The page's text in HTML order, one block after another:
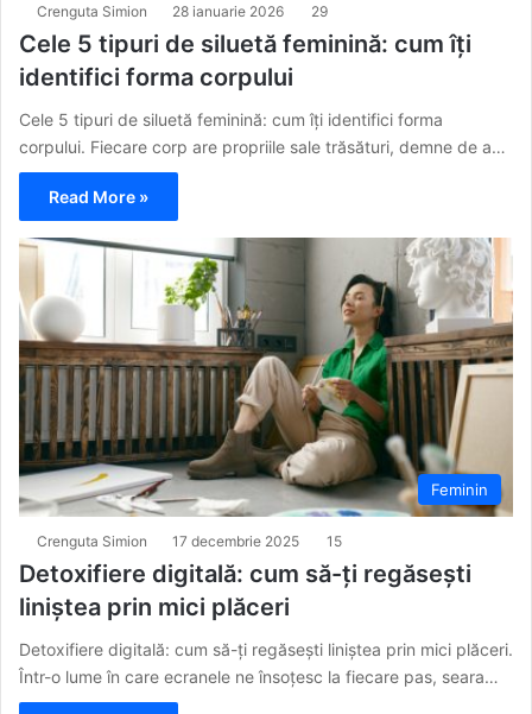
Crenguta Simion 28 ianuarie 2026 29
Cele 5 tipuri de siluetă feminină: cum îți
identifici forma corpului
Cele 5 tipuri de siluetă feminină: cum îți identifici forma
corpului. Fiecare corp are propriile sale trăsături, demne de a…
Read More »
Feminin
Crenguta Simion 17 decembrie 2025 15
Detoxifiere digitală: cum să-ți regăsești
liniștea prin mici plăceri
Detoxifiere digitală: cum să-ți regăsești liniștea prin mici plăceri.
Într-o lume în care ecranele ne însoțesc la fiecare pas, seara…